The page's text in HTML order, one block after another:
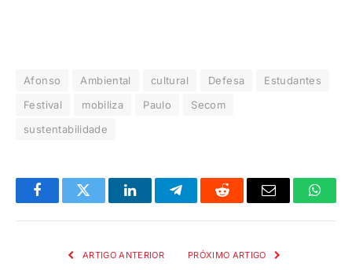
Afonso Ambiental cultural Defesa
Estudantes
Festival
mobiliza Paulo
Secom
sustentabilidade
FacebookTwitter LinkedInTelegramaReddit
E-
ARTIGO ANTERIOR PRÓXIMO ARTIGO